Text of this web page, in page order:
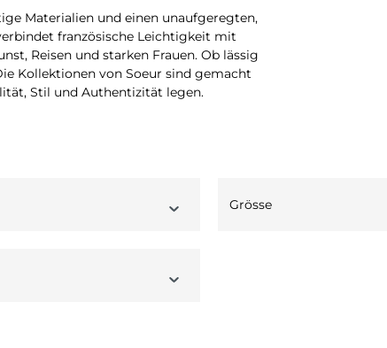
Materialien und einen unaufgeregten,
französische Leichtigkeit mit
Reisen und starken Frauen. Ob lässig
Kollektionen von Soeur sind gemacht
Stil und Authentizität legen.
Grösse